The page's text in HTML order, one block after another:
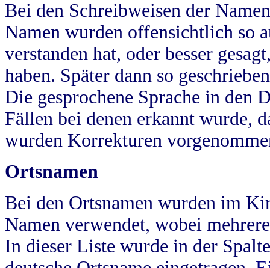
Bei den Schreibweisen der
Namen wurden offensichtlich so
verstanden hat, oder besser
haben. Später dann so
Die gesprochene Sprache in
Fällen bei denen erkannt wurde,
wurden Korrekturen
Ortsnamen
Bei den Ortsnamen wurden im
Namen verwendet, wobei
In dieser Liste wurde in der